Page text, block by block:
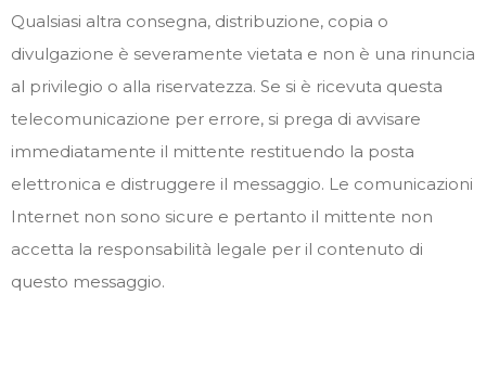
Qualsiasi altra consegna, distribuzione, copia o
divulgazione è severamente vietata e non è una rinuncia
al privilegio o alla riservatezza. Se si è ricevuta questa
telecomunicazione per errore, si prega di avvisare
immediatamente il mittente restituendo la posta
elettronica e distruggere il messaggio. Le comunicazioni
Internet non sono sicure e pertanto il mittente non
accetta la responsabilità legale per il contenuto di
questo messaggio.